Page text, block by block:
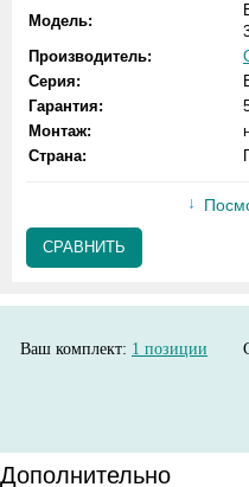
Модель:
Производитель:
Серия:
Гарантия:
Монтаж:
Страна:
СРАВНИТЬ
Ваш комплект: 1 позиции
Дополнительно